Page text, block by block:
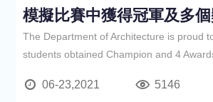
模擬比賽中獲得冠軍及多
The Department of Architecture is proud
students obtained Champion and 4
06-23,2021 5146